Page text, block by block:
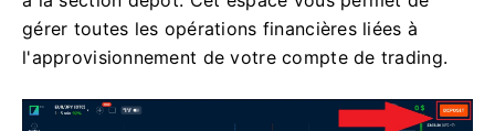
gérer toutes les opérations financières liées à
l'approvisionnement de votre compte de trading.